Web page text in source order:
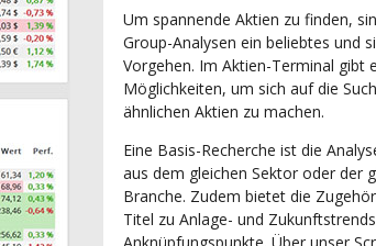
Um spannende Aktien zu finden,
Group-Analysen ein beliebtes und
Vorgehen. Im Aktien-Terminal gibt
Möglichkeiten, um sich auf die
ähnlichen Aktien zu machen.
Eine Basis-Recherche ist die
aus dem gleichen Sektor oder der
Branche. Zudem bietet die
Titel zu Anlage- und